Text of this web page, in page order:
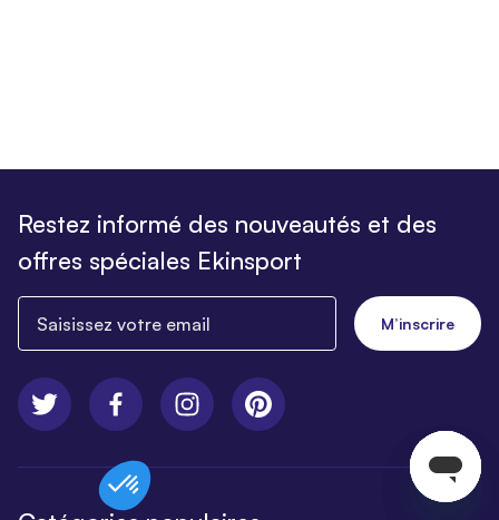
Restez informé des nouveautés et des
offres spéciales Ekinsport
M’inscrire